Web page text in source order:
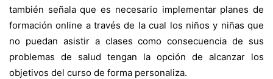
también señala que es necesario implementar planes de
formación online a través de la cual los niños y niñas que
no puedan asistir a clases como consecuencia de sus
problemas de salud tengan la opción de alcanzar los
objetivos del curso de forma personaliza.